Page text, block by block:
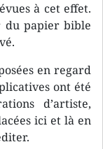
à cet effet.
du papier bible
en regard
ont été
d’artiste,
ici et là en